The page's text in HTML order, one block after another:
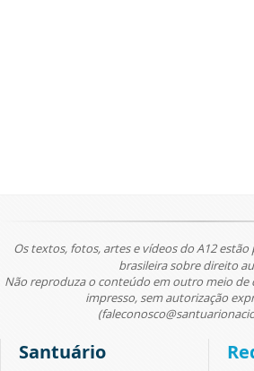
Os textos, fotos, artes e vídeos do A12
brasileira sobre direito
Não reproduza o conteúdo em outro meio de
impresso, sem autorização
Santuário